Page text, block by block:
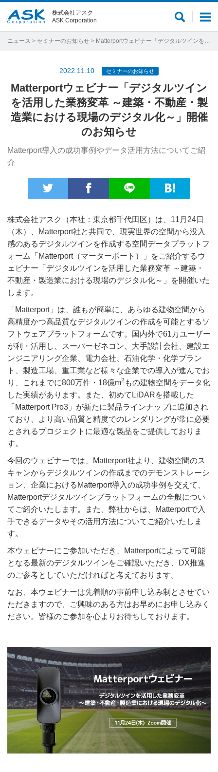
メ
ュ
サ
ト
株式会社アスク
ASK Corporation
ニュース > セミナーのお知らせ > Matterportウェビナー「デジタルツインを活用した業務変革 ～建築・不動産・製造業における現場のデジタル化～」開催のお知らせ
2022.11.10 セミナーのお知らせ
Matterportウェビナー「デジタルツイン
を活用した業務変革 ～建築・不動産・製
造業における現場のデジタル化～」開催
のお知らせ
Matterport導入の成功事例やデータ活用方法についてご紹
介
株式会社アスク（本社：東京都千代田区）は、11月24日
（木）、Matterport社と共同で、現実世界の空間から没入
感のあるデジタルツインを作成する空間データプラットフ
ォーム「Matterport（マーターポート）」をご紹介するウ
ェビナー「デジタルツインを活用した業務変革 ～建築・
不動産・製造業における現場のデジタル化～」を開催いた
します。
「Matterport」は、誰もが簡単に、あらゆる建物空間から
高精度かつ高品質なデジタルツインの作成を可能とするソ
フトウェアプラットフォームです。国内外で61万ユーザー
が利・活用し、スーパーゼネコン、大手設計会社、建設エ
ンジニアリング企業、電力会社、石油化学・化学プラン
ト、製造工場、重工業など様々な企業での導入が進んでお
り、これまでに800万件・18億m2 もの建物空間をデータ化
した実績があります。また、初めてLiDARを搭載した
「Matterport Pro3」が新たに製品ラインナップに追加され
ており、より高い品質と精度でのレンダリングが常に必要
とされるプロジェクトに最適な製品をご提供しておりま
す。
今回のウェビナーでは、Matterport社より、建物空間のス
キャンからデジタルツインの作成までのデモンストレーシ
ョン、企業におけるMatterport導入の成功事例を交えて、
Matterportデジタルツインプラットフォームの全般につい
てご紹介いたします。また、弊社からは、Matterportで入
手できるデータやその活用方法についてご紹介いたしま
す。
本ウェビナーにご参加いただき、Matterportによって可能
となる最新のデジタルツインをご確認いただき、DX推進
のご参考としていただければと考えております。
なお、本ウェビナーは先着順の事前申し込み制とさせてい
ただきますので、ご興味のある方はお早めにお申し込みく
ださい。皆様のご参加を心よりお待ちしております。